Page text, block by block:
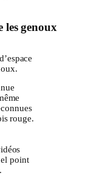
les genoux
rouge.
point